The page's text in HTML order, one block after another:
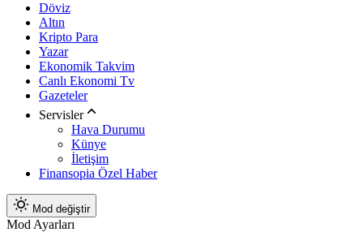
Döviz
Altın
Kripto Para
Yazar
Ekonomik Takvim
Canlı Ekonomi Tv
Gazeteler
Servisler
Hava Durumu
Künye
İletişim
Finansopia Özel Haber
Mod değiştir
Mod Ayarları